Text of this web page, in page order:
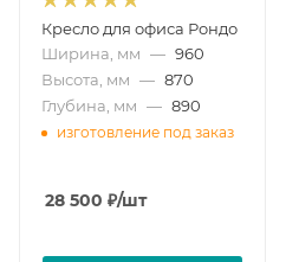
Кресло для офиса Рондо
Ширина, мм — 960
Высота, мм — 870
Глубина, мм — 890
изготовление под заказ
28 500 ₽/шт